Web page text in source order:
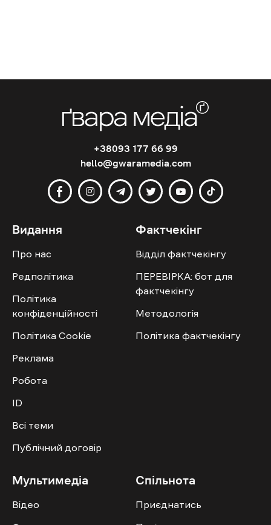
+38093 177 66 99
hello@gwaramedia.com
Видання
Про нас
Редполітика
Політика
конфіденційності
Політика Cookie
Реклама
Робота
ID
Всі теми
Публічний договір
Фактчекінг
Відділ фактчекінгу
ПЕРЕВІРКА: бот для
фактчекінгу
Методологія
Політика фактчекінгу
Мультимедіа
Відео
Спільнота
Приєднатись